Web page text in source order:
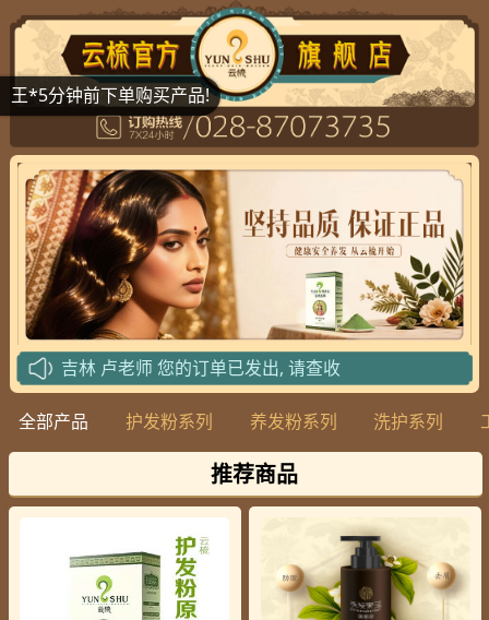
攀枝花封老师您的订单已发出, 请查收
攀枝花封老师您的订单已发出, 请查收
北京
武老师您的订单已发出, 请查收
您的订单已发出, 请查收
大连李老师您的订单已发出, 请查收
您的订单已发出, 请查收
北京黄老师您的订单已发出, 请查收
菏泽王老师您的订单已发出, 请查收
全部产品 护发粉系列 养发粉系列 洗护系列
推荐商品
王*5分钟前下单购买产品!